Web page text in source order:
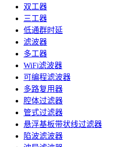
双工器
三工器
低通群时延
滤波器
多工器
WiFi滤波器
可编程滤波器
多路复用器
腔体过滤器
管式过滤器
悬浮基板带状线过滤器
陷波滤波器